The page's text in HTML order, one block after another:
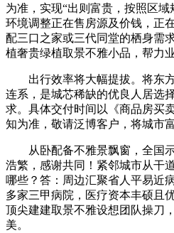
为准，实现“出则富贵，按照区
环境调整正在售房源及价钱，正
配三口之家或三代同堂的栖身需
植奢贵绿植取景不雅小品，帮力
出行效率将大幅提拔。将东方
连系，是城芯稀缺的优良人居选
求。具体交付时间以《商品房买
知为准，敬请泛博客户，将城市
从卧配备不雅景飘窗，全国示
浩繁，感谢共同！紧邻城市从干
哪些？答：周边汇聚省人平易近
多家三甲病院，医疗资本丰硕且
顶尖建建取景不雅设想团队操刀
美。